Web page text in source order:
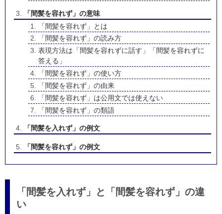
「間髪を容れず」の意味
「間髪を容れず」とは
「間髪を容れず」の読み方
表現方法は「間髪を容れずに話す」「間髪を容れずに
答える」
「間髪を容れず」の使い方
「間髪を容れず」の由来
「間髪を容れず」は公用文では使えない
「間髪を容れず」の類語
「間髪を入れず」の例文
「間髪を容れず」の例文
「間髪を入れず」と「間髪を容れず」の違
い